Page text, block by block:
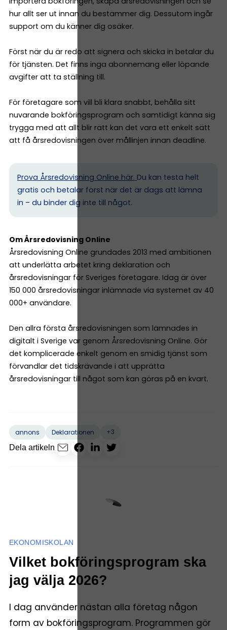
hur allt ser ut innan du bestämmer dig. Dessutom ingår
support om du känner dig osäker.
Först när du är redo att signera och skicka in betalar du
för tjänsten. Det finns inga abonnemang eller löpande
avgifter att ta ställning till.
För företagare som vill bli klara snabbt, behålla sitt
nuvarande bokföringsprogram och samtidigt känna sig
trygga med att allt blir rätt kan det vara ett enkelt sätt
att få årsredovisningen över mållinjen innan deadline.
Prova Årsredovisning Online här. Du kan testa helt
gratis och betalar först när det är dags att lämna
in – du binder dig inte till något.
Om Årsredovisning Online
Årsredovisning Online grundades 2013 med ambitionen
att underlätta arbetet kring deklaration och
årsredovisningar för Sveriges företagare. Idag är över
150 000 årsredovisningar inlämnade via systemet av 40
000+ användare.
Den allra första årsredovisningen som lämnades in
digitalt i Sverige var genom Årsredovisning Online. Gör
det komplicerade enkelt genom en smidig tjänst som
förvandlar det tidskrävande i att upprätta
årsredovisningar till något som kan göras på en kvart.
annons Deklarationen
+3
Dela artikeln
EKONOMISKOLAN
Vilket bokföringsprogram ska
jag välja 2026?
I dag använder nästan alla företag någon
form av bokföringsprogram. Programmen gör